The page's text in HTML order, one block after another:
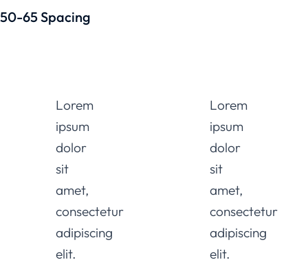
50-65 Spacing
Lorem
ipsum
dolor
sit
amet,
consectetur
adipiscing
elit.
Lorem
ipsum
dolor
sit
amet,
consectetur
adipiscing
elit.